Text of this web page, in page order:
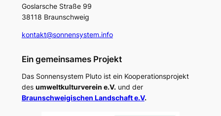
Goslarsche Straße 99
38118 Braunschweig
kontakt@sonnensystem.info
Ein gemeinsames Projekt
Das Sonnensystem Pluto ist ein Kooperationsprojekt
des umweltkulturverein e.V.und der
Braunschweigischen Landschaft e.V.